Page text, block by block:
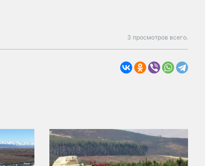
3 просмотров всего.